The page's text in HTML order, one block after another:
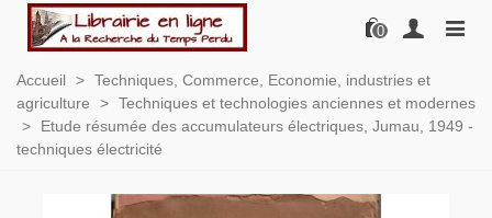
0
Accueil > Techniques, Commerce, Economie, industries et
agriculture
> Techniques et technologies anciennes et modernes
>
Etude résumée des accumulateurs électriques, Jumau, 1949 -
techniques électricité